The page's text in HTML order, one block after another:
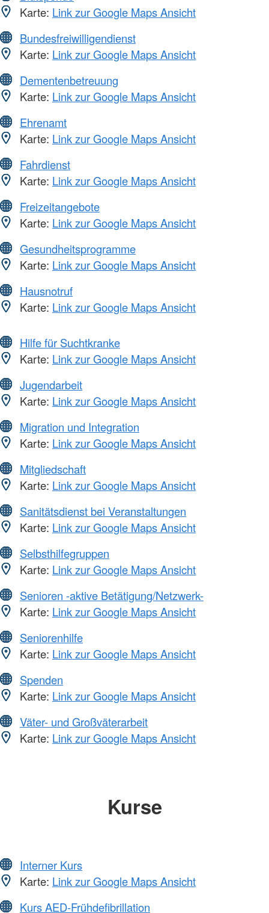
Karte: Link zur Google Maps Ansicht
Bundesfreiwilligendienst
Karte: Link zur Google Maps Ansicht
Dementenbetreuung
Karte: Link zur Google Maps Ansicht
Ehrenamt
Karte: Link zur Google Maps Ansicht
Fahrdienst
Karte: Link zur Google Maps Ansicht
Freizeitangebote
Karte: Link zur Google Maps Ansicht
Gesundheitsprogramme
Karte: Link zur Google Maps Ansicht
Hausnotruf
Karte: Link zur Google Maps Ansicht
Hilfe für Suchtkranke
Karte: Link zur Google Maps Ansicht
Jugendarbeit
Karte: Link zur Google Maps Ansicht
Migration und Integration
Karte: Link zur Google Maps Ansicht
Mitgliedschaft
Karte: Link zur Google Maps Ansicht
Sanitätsdienst bei Veranstaltungen
Karte: Link zur Google Maps Ansicht
Selbsthilfegruppen
Karte: Link zur Google Maps Ansicht
Senioren -aktive Betätigung/Netzwerk-
Karte: Link zur Google Maps Ansicht
Seniorenhilfe
Karte: Link zur Google Maps Ansicht
Spenden
Karte: Link zur Google Maps Ansicht
Väter- und Großväterarbeit
Karte: Link zur Google Maps Ansicht
Kurse
Interner Kurs
Karte: Link zur Google Maps Ansicht
Kurs AED-Frühdefibrillation